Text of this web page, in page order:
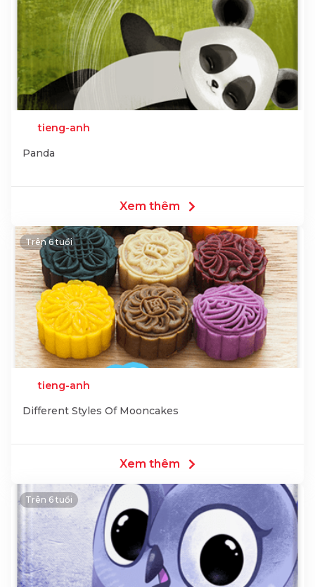
tieng-anh
Panda
Xem thêm
Trên 6 tuổi
tieng-anh
Different Styles Of Mooncakes
Xem thêm
Trên 6 tuổi